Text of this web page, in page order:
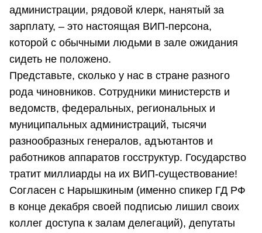
администрации, рядовой клерк, нанятый за
зарплату, – это настоящая ВИП-персона,
которой с обычными людьми в зале ожидания
сидеть не положено.
Представьте, сколько у нас в стране разного
рода чиновников. Сотрудники министерств и
ведомств, федеральных, региональных и
муниципальных администраций, тысячи
разнообразных генералов, адъютантов и
работников аппаратов госструктур. Государство
тратит миллиарды на их ВИП-существование!
Согласен с Нарышкиным (именно спикер ГД РФ
в конце декабря своей подписью лишил своих
коллег доступа к залам делегаций), депутаты